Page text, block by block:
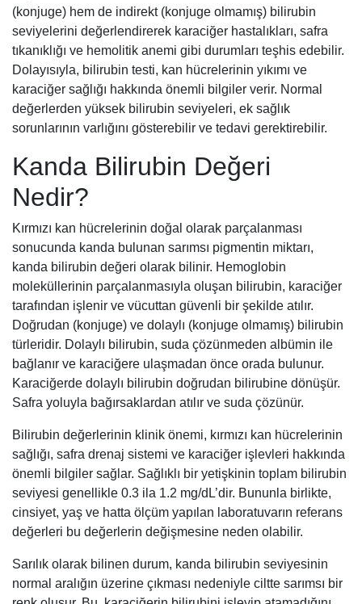
(konjuge) hem de indirekt (konjuge olmamış) bilirubin
seviyelerini değerlendirerek karaciğer hastalıkları, safra
tıkanıklığı ve hemolitik anemi gibi durumları teşhis edebilir.
Dolayısıyla, bilirubin testi, kan hücrelerinin yıkımı ve
karaciğer sağlığı hakkında önemli bilgiler verir. Normal
değerlerden yüksek bilirubin seviyeleri, ek sağlık
sorunlarının varlığını gösterebilir ve tedavi gerektirebilir.
Kanda Bilirubin Değeri
Nedir?
Kırmızı kan hücrelerinin doğal olarak parçalanması
sonucunda kanda bulunan sarımsı pigmentin miktarı,
kanda bilirubin değeri olarak bilinir. Hemoglobin
moleküllerinin parçalanmasıyla oluşan bilirubin, karaciğer
tarafından işlenir ve vücuttan güvenli bir şekilde atılır.
Doğrudan (konjuge) ve dolaylı (konjuge olmamış) bilirubin
türleridir. Dolaylı bilirubin, suda çözünmeden albümin ile
bağlanır ve karaciğere ulaşmadan önce orada bulunur.
Karaciğerde dolaylı bilirubin doğrudan bilirubine dönüşür.
Safra yoluyla bağırsaklardan atılır ve suda çözünür.
Bilirubin değerlerinin klinik önemi, kırmızı kan hücrelerinin
sağlığı, safra drenaj sistemi ve karaciğer işlevleri hakkında
önemli bilgiler sağlar. Sağlıklı bir yetişkinin toplam bilirubin
seviyesi genellikle 0.3 ila 1.2 mg/dL’dir. Bununla birlikte,
cinsiyet, yaş ve hatta ölçüm yapılan laboratuvarın referans
değerleri bu değerlerin değişmesine neden olabilir.
Sarılık olarak bilinen durum, kanda bilirubin seviyesinin
normal aralığın üzerine çıkması nedeniyle ciltte sarımsı bir